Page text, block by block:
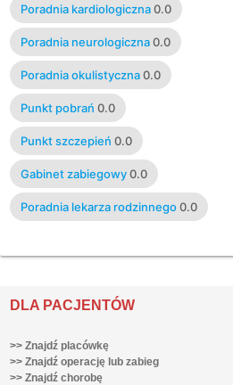
Poradnia kardiologiczna 0.0
Poradnia neurologiczna 0.0
Poradnia okulistyczna 0.0
Punkt pobrań 0.0
Punkt szczepień 0.0
Gabinet zabiegowy 0.0
Poradnia lekarza rodzinnego 0.0
DLA PACJENTÓW
>> Znajdź placówkę
>> Znajdź operację lub zabieg
>> Znajdź chorobę